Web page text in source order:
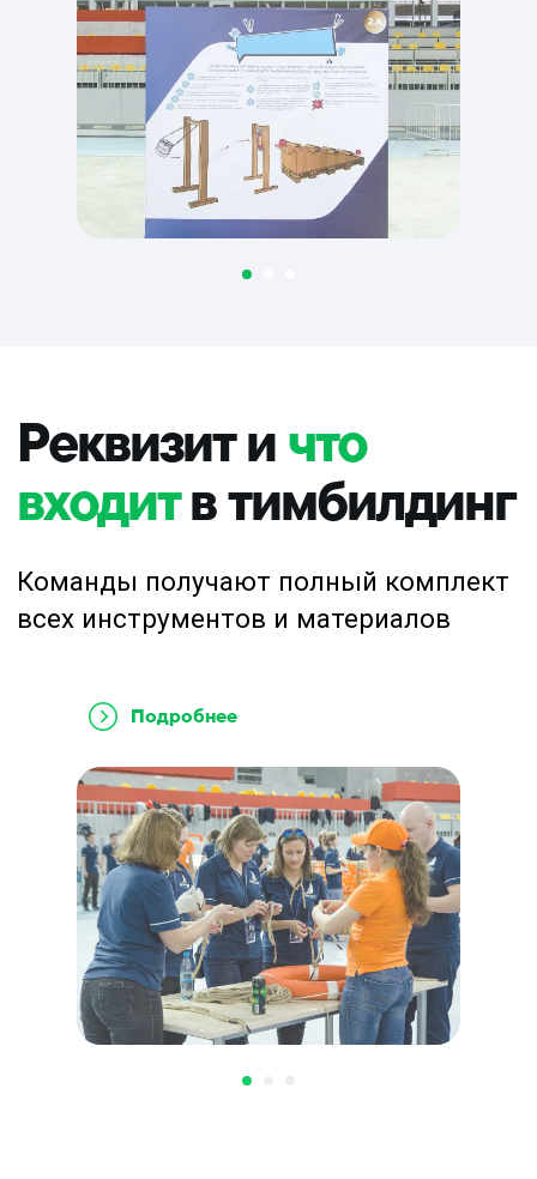
Подробнее
мы проводим
тимбилдинг
Профессиональная команда
и индивидуальная
проработка под вашу